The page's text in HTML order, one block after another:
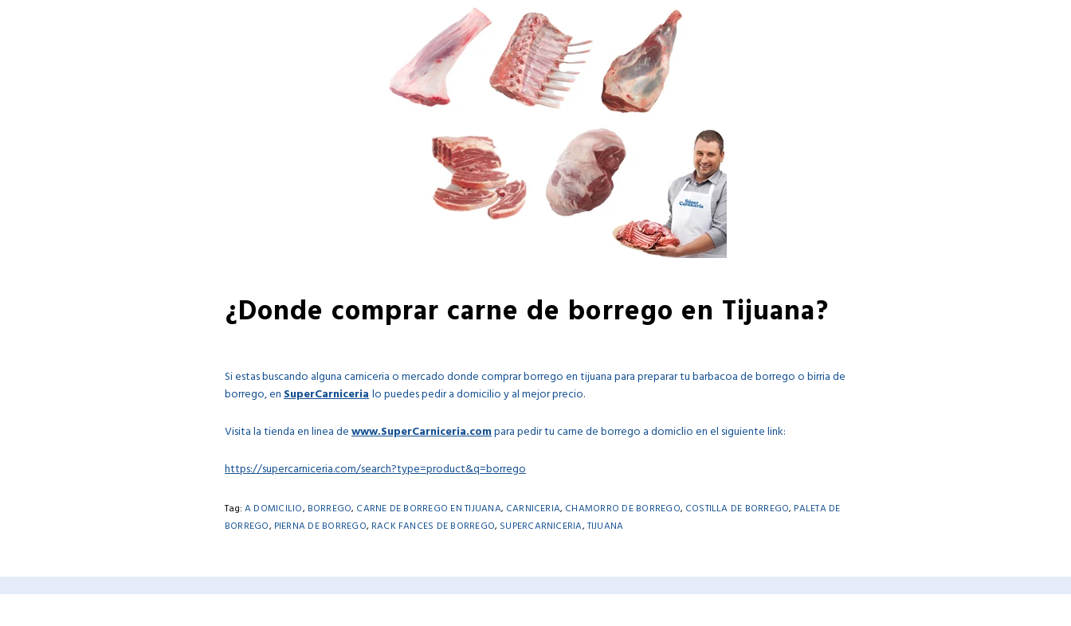
¿Donde comprar carne de borrego en Tijuana?
Si estas buscando alguna carniceria o mercado donde comprar borrego en tijuana para preparar tu barbacoa de borrego o birria de
borrego, enSuperCarnicerialo puedes pedir a domicilio y al mejor precio.
Visita la tienda en linea dewww.SuperCarniceria.compara pedir tu carne de borrego a domiclio en el siguiente link:
https://supercarniceria.com/search?type=product&q=borrego
Tag: A DOMICILIO, BORREGO, CARNE DE BORREGO EN TIJUANA, CARNICERIA, CHAMORRO DE BORREGO, COSTILLA DE BORREGO, PALETA DE
BORREGO, PIERNA DE BORREGO, RACK FANCES DE BORREGO, SUPERCARNICERIA,TIJUANA